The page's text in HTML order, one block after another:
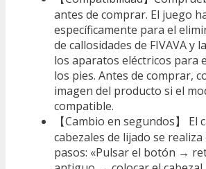
antes de comprar. El juego
específicamente para el
de callosidades de FIVAVA y
los aparatos eléctricos para
los pies. Antes de comprar,
imagen del producto si el
compatible.
【Cambio en segundos】 El
cabezales de lijado se
pasos: «Pulsar el botón →